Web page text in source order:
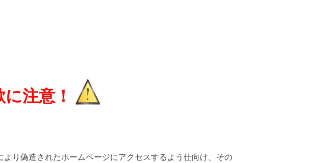
注意！
り偽造されたホームページにアクセスするよう仕向け、その